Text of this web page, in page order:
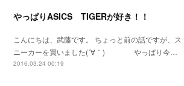
やっぱりASICS TIGERが好き！！
こんにちは、武藤です。 ちょっと前の話ですが、ス
ニーカーを買いました(´∀｀) やっぱり今…
2016.03.24 00:19